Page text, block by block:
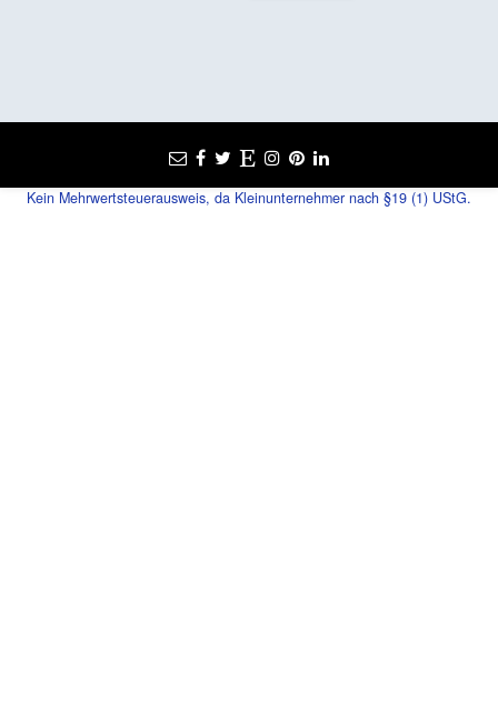
Kein Mehrwertsteuerausweis, da Kleinunternehmer nach §19 (1) UStG.